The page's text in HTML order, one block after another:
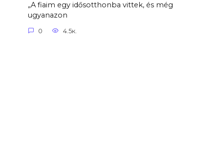
„A fiaim egy idősotthonba vittek, és még
ugyanazon
0 4.5к.